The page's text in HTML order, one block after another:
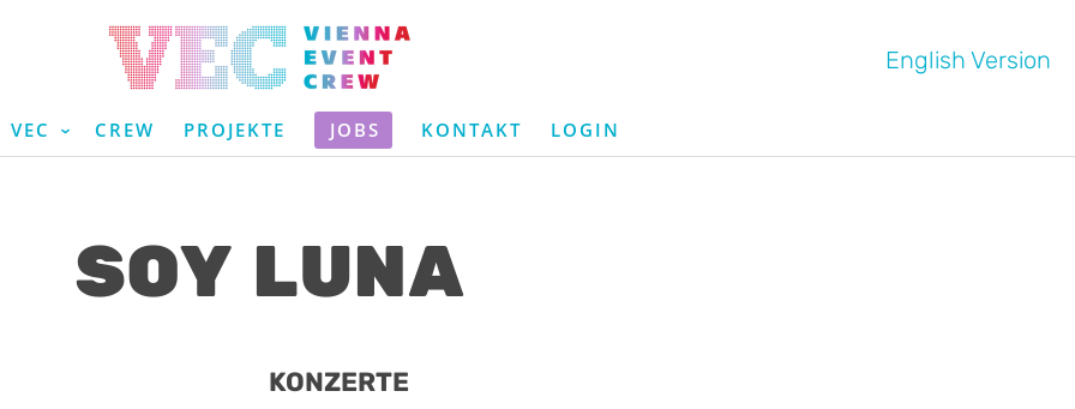
English Version
VEC CREW PROJEKTE JOBS KONTAKT LOGIN
SOY LUNA
KONZERTE